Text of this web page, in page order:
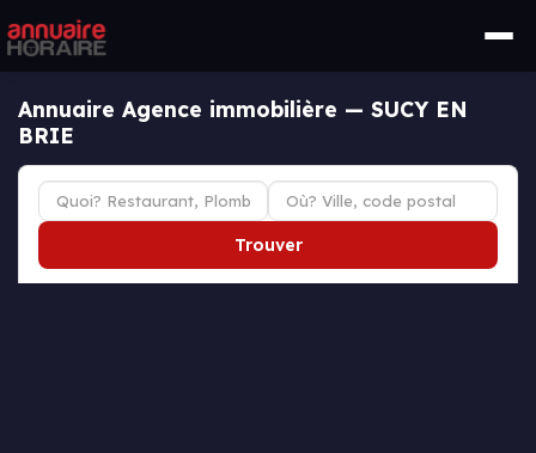
Annuaire Agence immobilière — SUCY EN
BRIE
Trouver